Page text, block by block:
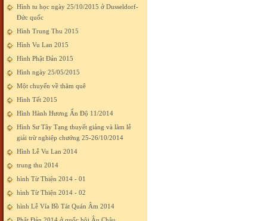
Hình tu học ngày 25/10/2015 ở Dusseldorf-
Đức quốc
Hình Trung Thu 2015
Hình Vu Lan 2015
Hình Phật Đản 2015
Hình ngày 25/05/2015
Một chuyến về thăm quê
Hình Tết 2015
Hình Hành Hương Ấn Độ 11/2014
Hình Sư Tây Tạng thuyết giảng và làm lễ
giải trừ nghiệp chướng 25-26/10/2014
Hình Lễ Vu Lan 2014
trung thu 2014
hình Từ Thiện 2014 - 01
hình Từ Thiện 2014 - 02
hình Lễ Vía Bồ Tát Quán Âm 2014